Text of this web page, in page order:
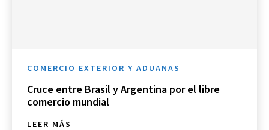
COMERCIO EXTERIOR Y ADUANAS
Cruce entre Brasil y Argentina por el libre
comercio mundial
LEER MÁS